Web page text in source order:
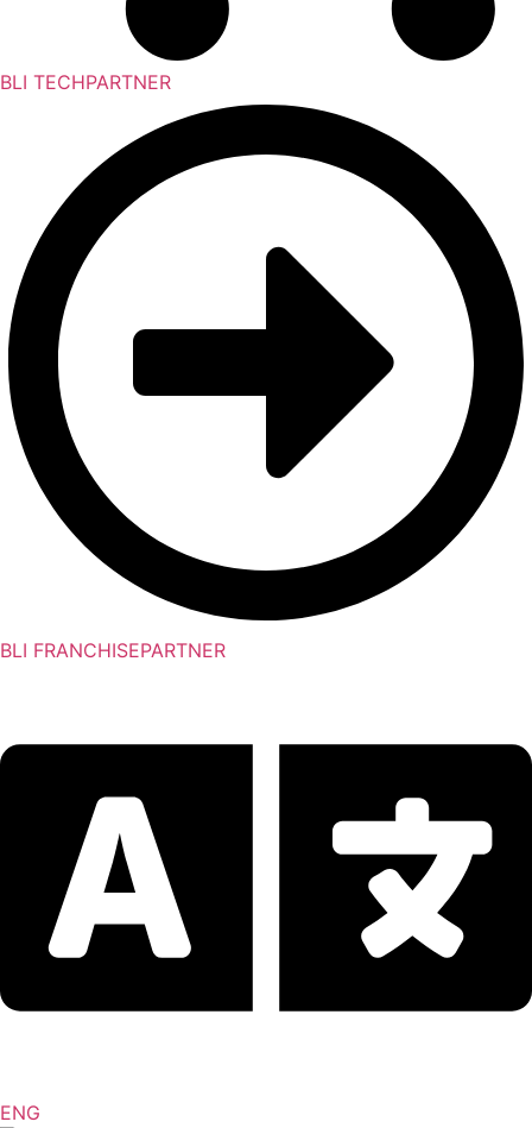
BLI TECHPARTNER
BLI FRANCHISEPARTNER
ENG